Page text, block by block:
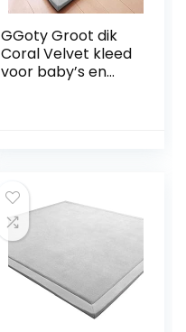
GGoty Groot dik
Coral Velvet kleed
voor baby’s en
antislip, yogamat
(120 x 150 x 2 cm,
grijs)